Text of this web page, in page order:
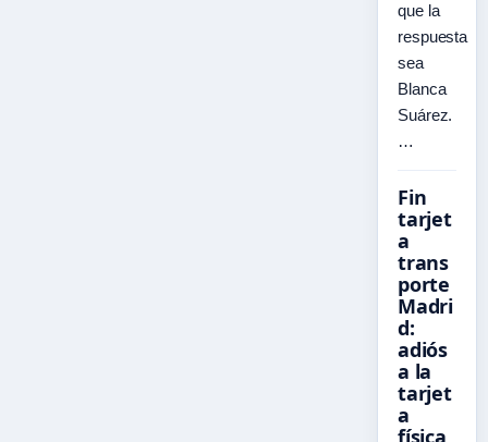
que la
respuesta
sea
Blanca
Suárez.
…
Fin
tarjet
a
trans
porte
Madri
d:
adiós
a la
tarjet
a
física